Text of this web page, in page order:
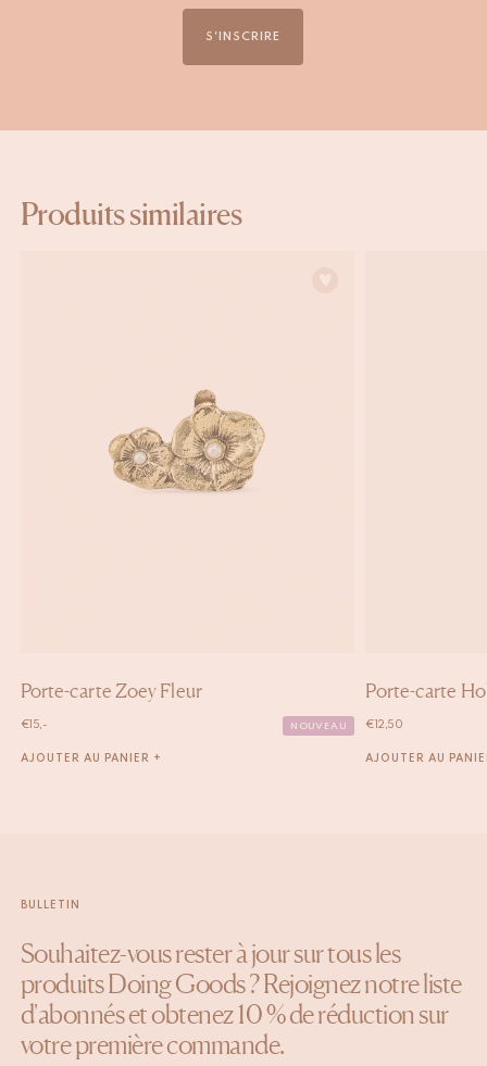
S'INSCRIRE
Produits similaires
Porte-carte Zoey Fleur
€ 15,- NOUVEAU
AJOUTER AU PANIER +
Porte-carte
€ 12,50
AJOUTER AU
BULLETIN
Souhaitez-vous rester à jour sur tous les
produits Doing Goods ? Rejoignez notre liste
d'abonnés et obtenez 10 % de réduction sur
votre première commande.